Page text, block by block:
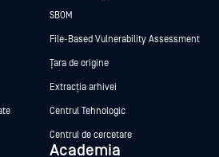
SBOM
File-Based Vulnerability Assessment
Țara de origine
Extracția arhivei
Centrul Tehnologic
Centrul de cercetare
Academia